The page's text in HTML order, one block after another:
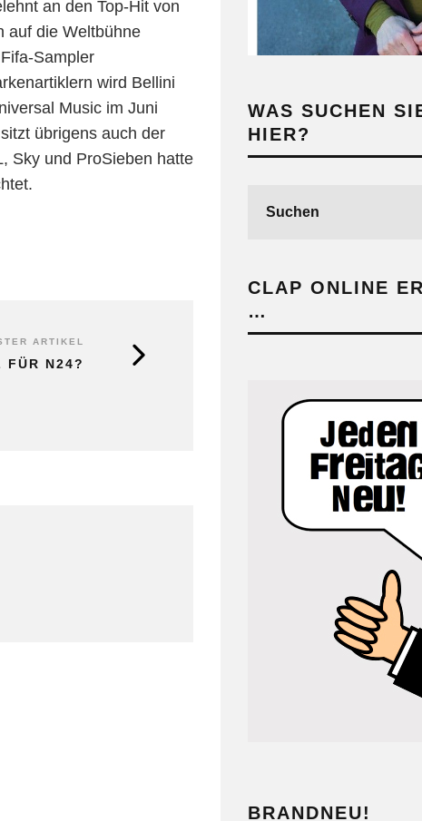
an den Top-Hit von
auf die Weltbühne
Sampler
wird Bellini
Music im Juni
übrigens auch der
Sky und ProSieben hatte
ARTIKEL
FÜR N24?
WAS SUCHEN
HIER?
CLAP ONLINE
…
BRANDNEU!